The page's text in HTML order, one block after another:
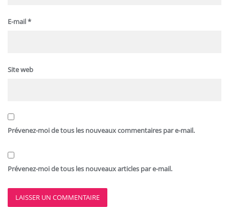
E-mail*
Site web
Prévenez-moi de tous les nouveaux commentaires par e-mail.
Prévenez-moi de tous les nouveaux articles par e-mail.